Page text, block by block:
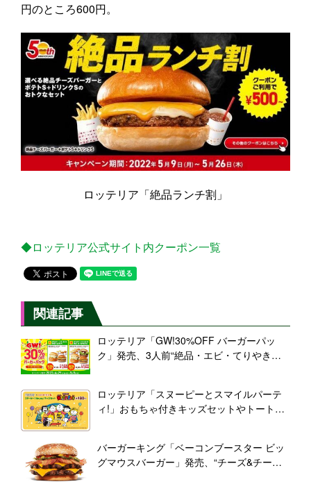
円のところ600円。
ロッテリア「絶品ランチ割」
◆ロッテリア公式サイト内クーポン一覧
関連記事
ロッテリア「GW!30%OFF バーガーパッ
ク」発売、3人前“絶品・エビ・てりやきパ
ロッテリア「スヌーピーとスマイルパーテ
ィ!」おもちゃ付きキッズセットやトートバ
バーガーキング「ベーコンブースター ビッ
グマウスバーガー」発売、“チーズ&チー